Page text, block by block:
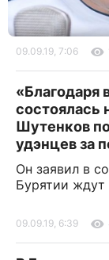
09.09.19, 7:06
«Благодаря
состоялась
Шутенков
удэнцев за
Он заявил в
Бурятии ждут
09.09.19, 6:39